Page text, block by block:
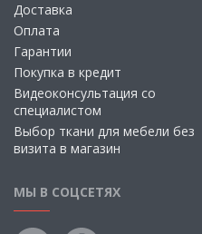
Доставка
Оплата
Гарантии
Покупка в кредит
Видеоконсультация со
специалистом
Выбор ткани для мебели без
визита в магазин
МЫ В СОЦСЕТЯХ